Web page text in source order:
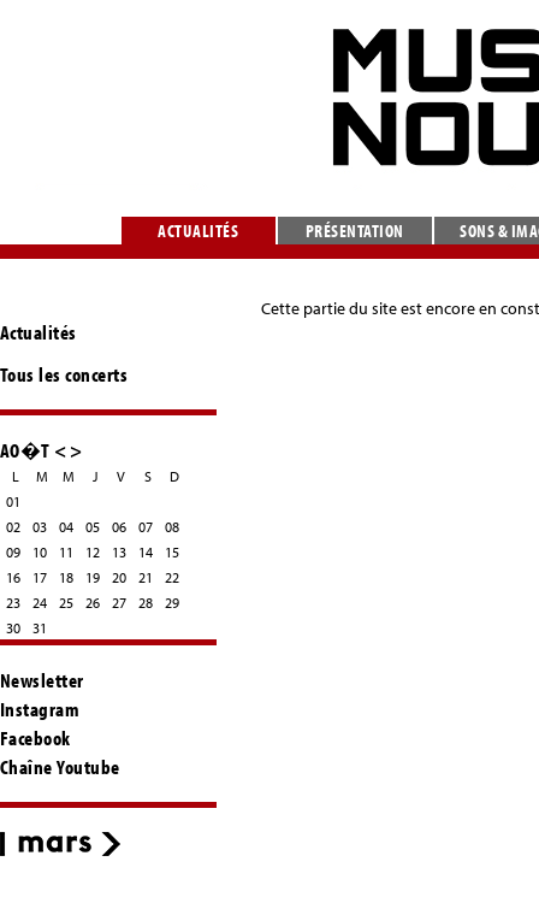
ACTUALITÉS PRÉSENTATION SONS &
Actualités
Tous les concerts
AO�T <>
L M M J V S
D
01
02
03 04 05 06 07
08
09
10 11 12 13 14
15
16
17 18 19 20 21
22
23
24 25 26 27 28
29
30
31
Newsletter
Instagram
Facebook
Chaîne Youtube
Cette partie du site est encore en